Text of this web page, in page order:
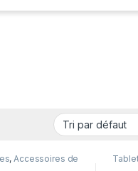
, Accessoires de